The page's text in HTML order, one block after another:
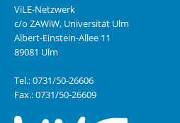
ViLE-Netzwerk
c/o ZAWiW, Universität Ulm
Albert-Einstein-Allee 11
89081 Ulm
Tel.: 0731/50-26606
Fax.: 0731/50-26609